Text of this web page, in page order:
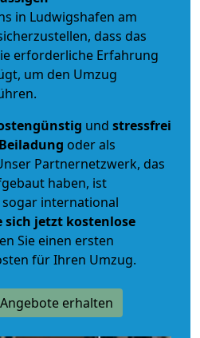
in Ludwigshafen am
dass das
erforderliche Erfahrung
um den Umzug
und stressfrei
Beiladung oder als
Partnernetzwerk, das
haben, ist
international
sich jetzt kostenlose
Sie einen ersten
für Ihren Umzug.
erhalten